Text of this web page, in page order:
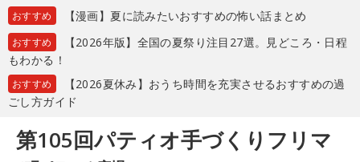
おすすめ 【漫画】夏に読みたいおすすめの怖い話まとめ
おすすめ
【2026年版】全国の夏祭り注目27選。見どころ・日程
もわかる！
おすすめ
【2026夏休み】おうち時間を充実させるおすすめの過
ごし方ガイド
第105回パティオ手づくりフリマ